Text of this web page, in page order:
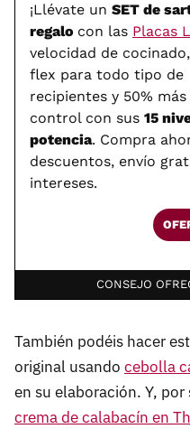
¡Llévate un SET de
regalo con las Placas
velocidad de
flex para todo tipo de
recipientes y 50% más
control con sus 15
potencia. Compra
descuentos, envío
intereses.
CONSEJO
También podéis hacer
original usando cebolla
en su elaboración. Y,
crema de calabacín en